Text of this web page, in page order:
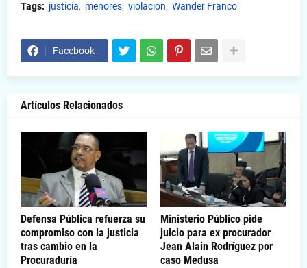
Tags: justicia menores violacion Wander Franco
Facebook
Artículos Relacionados
Defensa Pública refuerza su
compromiso con la justicia
tras cambio en la
Procuraduría
Ministerio Público pide
juicio para ex procurador
Jean Alain Rodríguez por
caso Medusa